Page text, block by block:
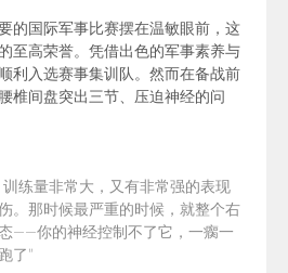
的国际军事比赛摆在温敏 眼前，这
至高荣誉。 凭借出色的军事素养与
利入选赛事集训队。然而在备战前
椎间盘突出三节、 压迫神经的问
练量非常大，又有非常强的表现
。那时候最严重的时候，就整个右
——你的神经控制不了它，一瘸一
了”